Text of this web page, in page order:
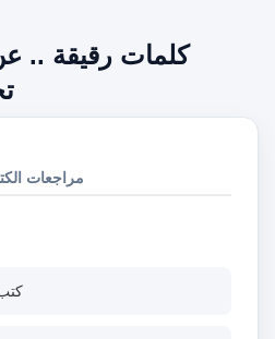
كلمات رقيقة ..
مراجعات